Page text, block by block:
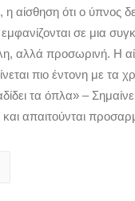
αίσθηση ότι ο ύπνος
σε μια
αλλά προσωρινή. Η
πιο έντονη με τα
τα όπλα» –
απαιτούνται